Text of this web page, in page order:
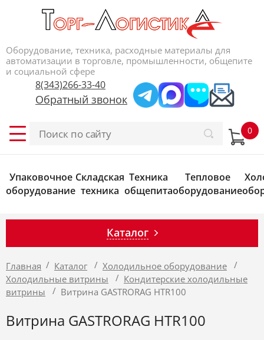
Оборудование, техника, расходные материалы для
автоматизации в торговле, промышленности, общепите
и социальной сфере
8(343)266-33-40
Обратный звонок
Упаковочное
оборудование
Складская
техника
Техника
общепита
Тепловое
оборудование
Каталог
Главная / Каталог / Холодильное оборудование /
Холодильные витрины
/ Кондитерские холодильные
витрины
/ Витрина GASTRORAG HTR100
Витрина GASTRORAG HTR100